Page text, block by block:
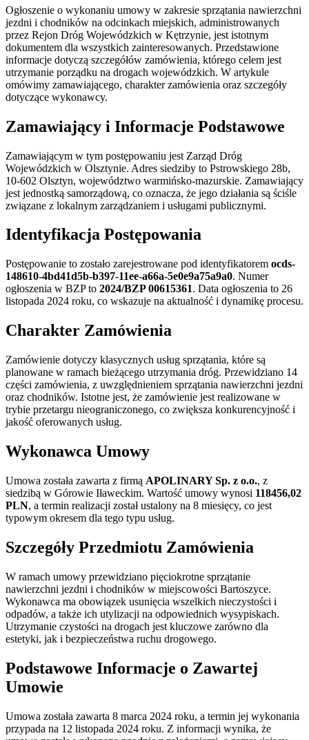
Ogłoszenie o wykonaniu umowy w zakresie sprzątania nawierzchni
jezdni i chodników na odcinkach miejskich, administrowanych
przez Rejon Dróg Wojewódzkich w Kętrzynie, jest istotnym
dokumentem dla wszystkich zainteresowanych. Przedstawione
informacje dotyczą szczegółów zamówienia, którego celem jest
utrzymanie porządku na drogach wojewódzkich. W artykule
omówimy zamawiającego, charakter zamówienia oraz szczegóły
dotyczące wykonawcy.
Zamawiający i Informacje Podstawowe
Zamawiającym w tym postępowaniu jest Zarząd Dróg
Wojewódzkich w Olsztynie. Adres siedziby to Pstrowskiego 28b,
10-602 Olsztyn, województwo warmińsko-mazurskie. Zamawiający
jest jednostką samorządową, co oznacza, że jego działania są ściśle
związane z lokalnym zarządzaniem i usługami publicznymi.
Identyfikacja Postępowania
Postępowanie to zostało zarejestrowane pod identyfikatorem ocds-
148610-4bd41d5b-b397-11ee-a66a-5e0e9a75a9a0. Numer
ogłoszenia w BZP to 2024/BZP 00615361. Data ogłoszenia to 26
listopada 2024 roku, co wskazuje na aktualność i dynamikę procesu.
Charakter Zamówienia
Zamówienie dotyczy klasycznych usług sprzątania, które są
planowane w ramach bieżącego utrzymania dróg. Przewidziano 14
części zamówienia, z uwzględnieniem sprzątania nawierzchni jezdni
oraz chodników. Istotne jest, że zamówienie jest realizowane w
trybie przetargu nieograniczonego, co zwiększa konkurencyjność i
jakość oferowanych usług.
Wykonawca Umowy
Umowa została zawarta z firmą APOLINARY Sp. z o.o., z
siedzibą w Górowie Iławeckim. Wartość umowy wynosi 118456,02
PLN, a termin realizacji został ustalony na 8 miesięcy, co jest
typowym okresem dla tego typu usług.
Szczegóły Przedmiotu Zamówienia
W ramach umowy przewidziano pięciokrotne sprzątanie
nawierzchni jezdni i chodników w miejscowości Bartoszyce.
Wykonawca ma obowiązek usunięcia wszelkich nieczystości i
odpadów, a także ich utylizacji na odpowiednich wysypiskach.
Utrzymanie czystości na drogach jest kluczowe zarówno dla
estetyki, jak i bezpieczeństwa ruchu drogowego.
Podstawowe Informacje o Zawartej
Umowie
Umowa została zawarta 8 marca 2024 roku, a termin jej wykonania
przypada na 12 listopada 2024 roku. Z informacji wynika, że